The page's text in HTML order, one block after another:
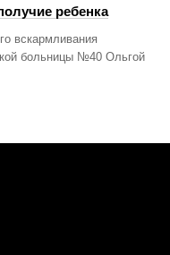
ребенка
вскармливания
больницы №40 Ольгой